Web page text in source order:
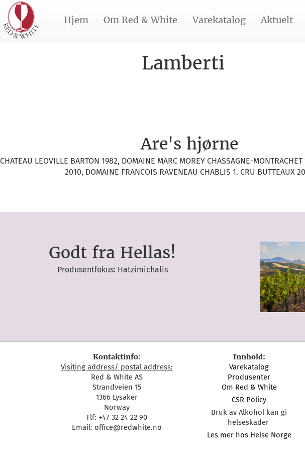
Hjem Om Red & White Varekatalog Aktuelt
Lamberti
Are's hjørne
CHATEAU LEOVILLE BARTON 1982, DOMAINE MARC MOREY CHASSAGNE-
2010, DOMAINE FRANCOIS RAVENEAU CHABLIS 1. CRU BUTTEAUX
Godt fra Hellas!
Produsentfokus: Hatzimichalis
Kontaktinfo:
Visiting address/ postal address:
Red & White AS
Strandveien 15
1366 Lysaker
Norway
Tlf: +47 32 24 22 90
Email: office@redwhite.no
Innhold:
Varekatalog
Produsenter
Om Red & White
CSR Policy
Bruk av Alkohol kan gi
helseskader
Les mer hos Helse Norge